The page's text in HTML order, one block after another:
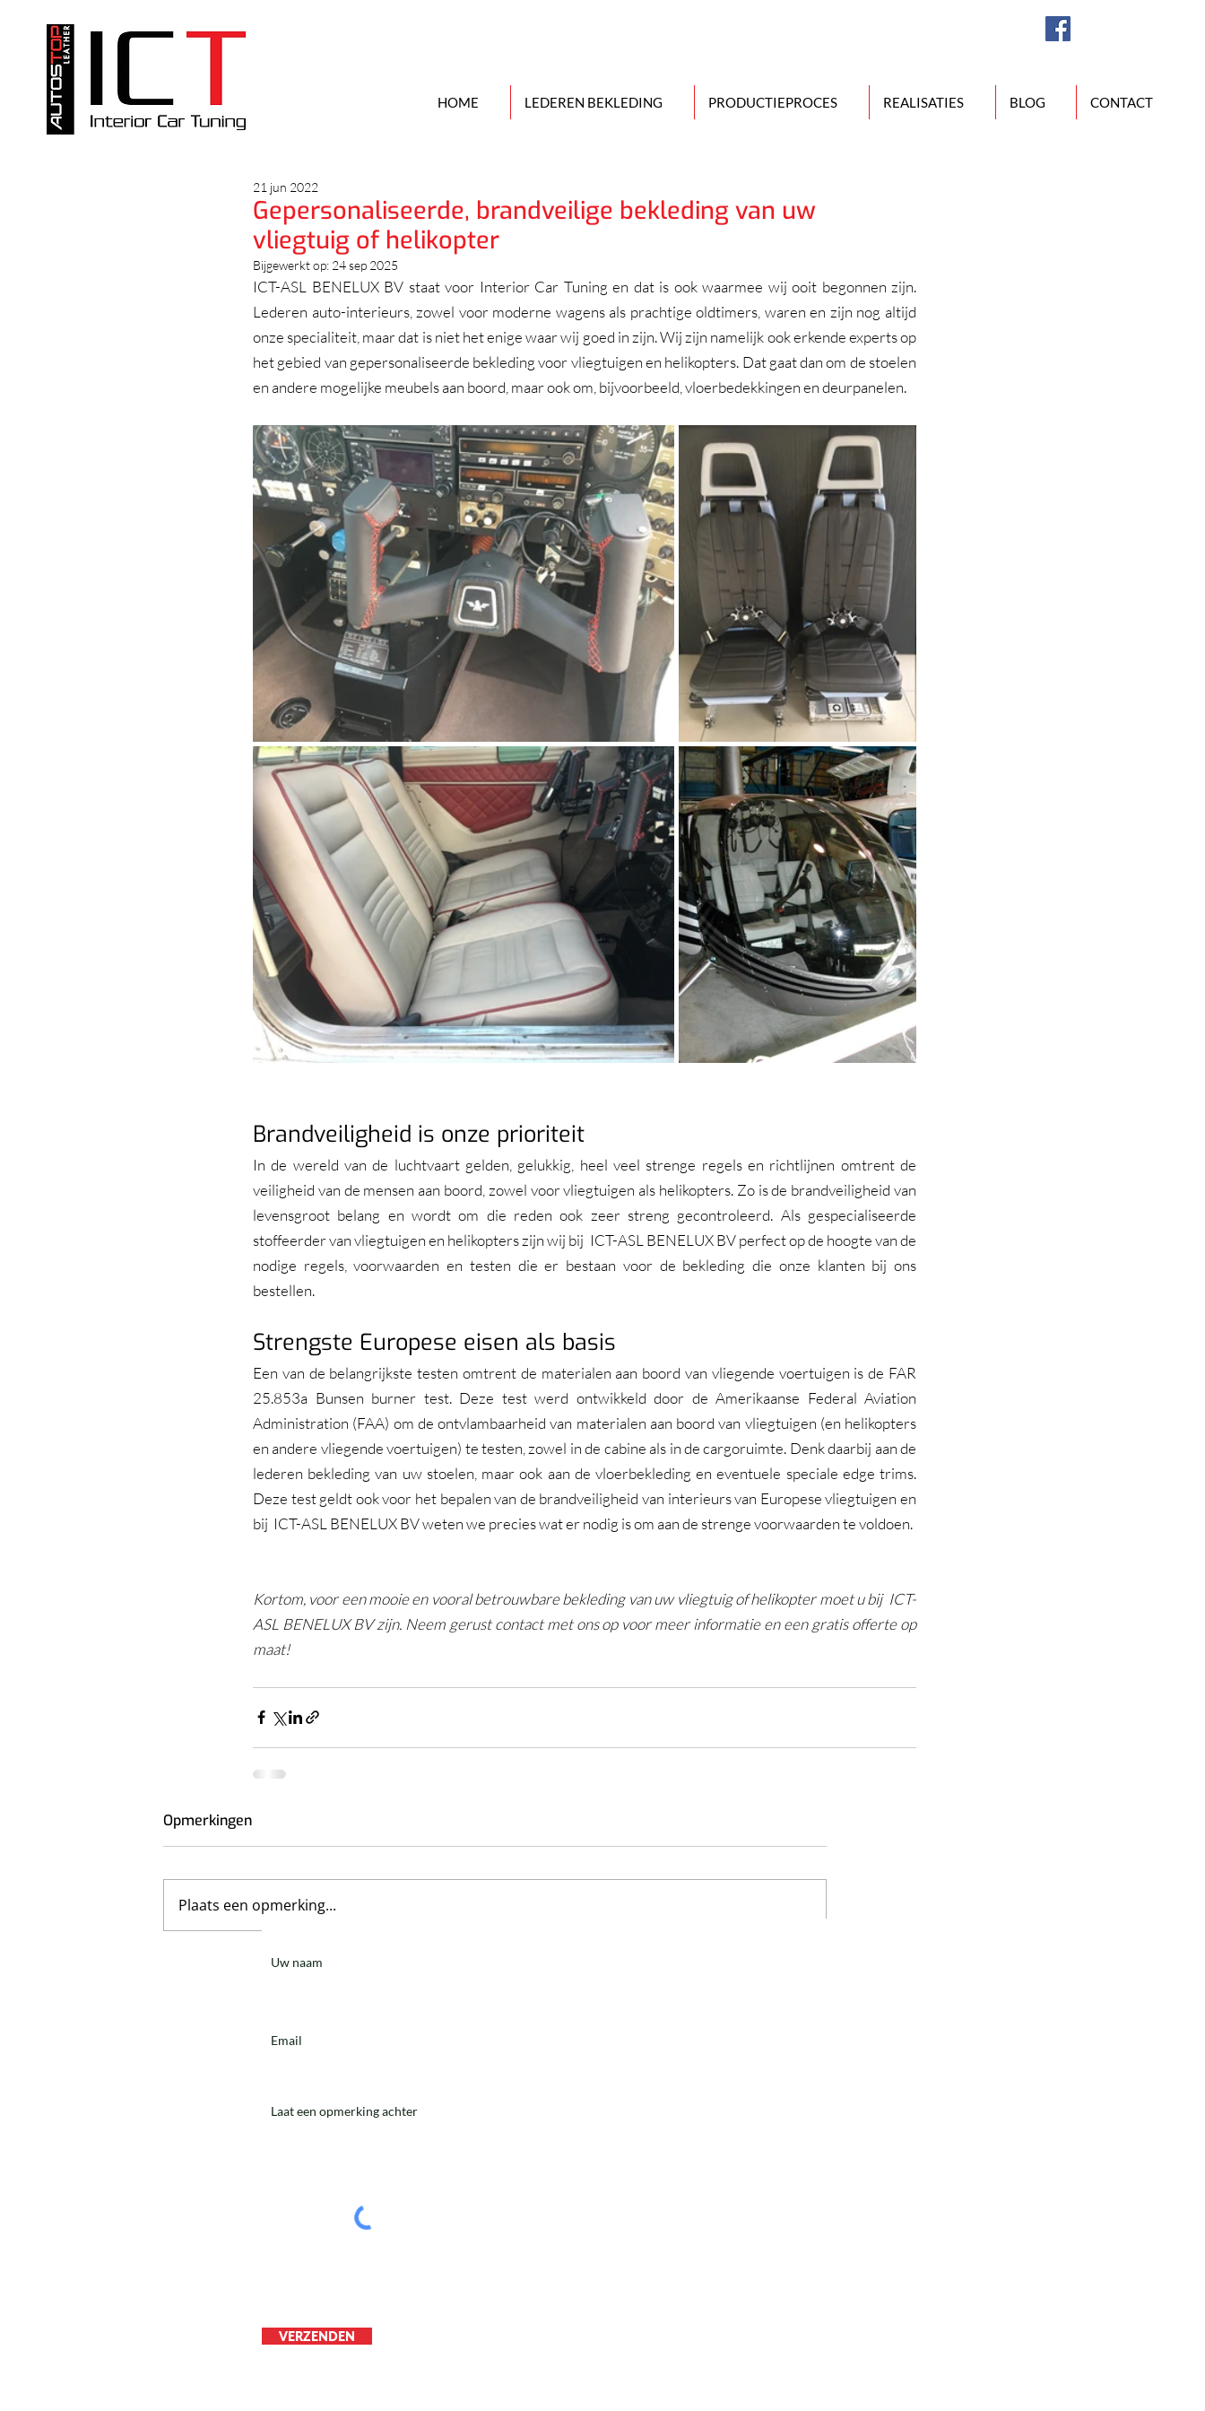
HOME LEDEREN BEKLEDING PRODUCTIEPROCES REALISATIES BLOG CONTACT
Gepersonaliseerde, brandveilige bekleding van uw
vliegtuig of helikopter
21 jun 2022
Bijgewerkt op: 24 sep 2025
ICT-ASL BENELUX BV staat voor Interior Car Tuning en dat is ook waarmee wij ooit begonnen zijn.
Lederen auto-interieurs, zowel voor moderne wagens als prachtige oldtimers, waren en zijn nog altijd
onze specialiteit, maar dat is niet het enige waar wij goed in zijn. Wij zijn namelijk ook erkende experts op
het gebied van gepersonaliseerde bekleding voor vliegtuigen en helikopters. Dat gaat dan om de stoelen
en andere mogelijke meubels aan boord, maar ook om, bijvoorbeeld, vloerbedekkingen en deurpanelen.
Brandveiligheid is onze prioriteit
In de wereld van de luchtvaart gelden, gelukkig, heel veel strenge regels en richtlijnen omtrent de
veiligheid van de mensen aan boord, zowel voor vliegtuigen als helikopters. Zo is de brandveiligheid van
levensgroot belang en wordt om die reden ook zeer streng gecontroleerd. Als gespecialiseerde
stoffeerder van vliegtuigen en helikopters zijn wij bij  ICT-ASL BENELUX BV perfect op de hoogte van de
nodige regels, voorwaarden en testen die er bestaan voor de bekleding die onze klanten bij ons
bestellen.
Strengste Europese eisen als basis
Een van de belangrijkste testen omtrent de materialen aan boord van vliegende voertuigen is de FAR
25.853a Bunsen burner test. Deze test werd ontwikkeld door de Amerikaanse Federal Aviation
Administration (FAA) om de ontvlambaarheid van materialen aan boord van vliegtuigen (en helikopters
en andere vliegende voertuigen) te testen, zowel in de cabine als in de cargoruimte. Denk daarbij aan de
lederen bekleding van uw stoelen, maar ook aan de vloerbekleding en eventuele speciale edge trims.
Deze test geldt ook voor het bepalen van de brandveiligheid van interieurs van Europese vliegtuigen en
bij  ICT-ASL BENELUX BV weten we precies wat er nodig is om aan de strenge voorwaarden te voldoen.
Kortom, voor een mooie en vooral betrouwbare bekleding van uw vliegtuig of helikopter moet u bij  ICT-
ASL BENELUX BV zijn. Neem gerust contact met ons op voor meer informatie en een gratis offerte op
maat!
Opmerkingen
Plaats een opmerking...
VERZENDEN